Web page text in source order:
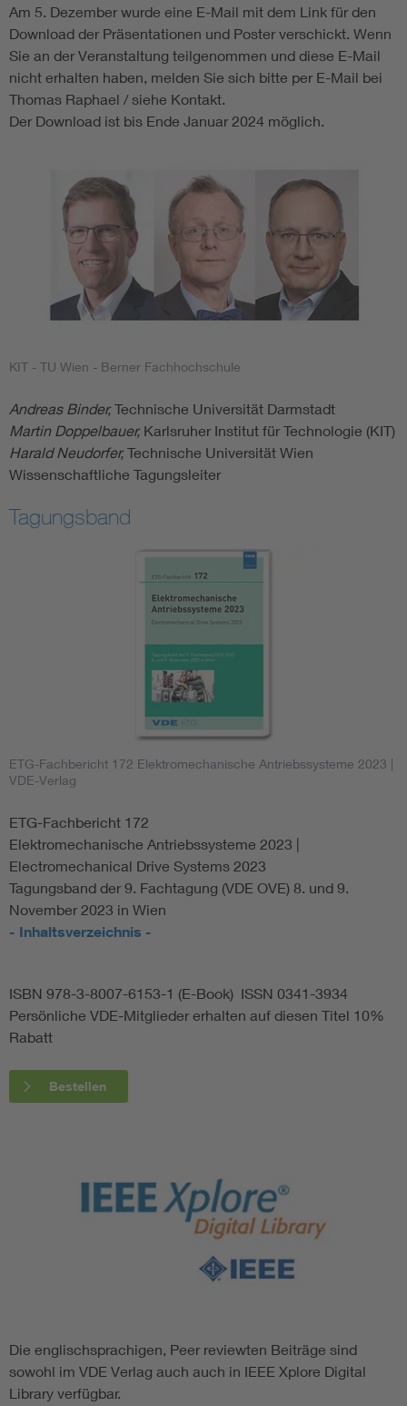
Am 5. Dezember wurde eine E-Mail mit dem Link für den
Download der Präsentationen und Poster verschickt. Wenn
Sie an der Veranstaltung teilgenommen und diese E-Mail
nicht erhalten haben, melden Sie sich bitte per E-Mail bei
Thomas Raphael / siehe Kontakt.
Der Download ist bis Ende Januar 2024 möglich.
KIT - TU Wien - Berner Fachhochschule
Andreas Binder, Technische Universität Darmstadt
Martin Doppelbauer, Karlsruher Institut für Technologie (KIT)
Harald Neudorfer, Technische Universität Wien
Wissenschaftliche Tagungsleiter
Tagungsband
ETG-Fachbericht 172 Elektromechanische Antriebssysteme 2023
VDE-Verlag
ETG-Fachbericht 172
Elektromechanische Antriebssysteme 2023 |
Electromechanical Drive Systems 2023
Tagungsband der 9. Fachtagung (VDE OVE) 8. und 9.
November 2023 in Wien
- Inhaltsverzeichnis -
ISBN 978-3-8007-6153-1 (E-Book) ISSN 0341-3934
Persönliche VDE-Mitglieder erhalten auf diesen Titel 10%
Rabatt
Bestellen
Die englischsprachigen, Peer reviewten Beiträge sind
sowohl im VDE Verlag auch auch in IEEE Xplore Digital
Library verfügbar.